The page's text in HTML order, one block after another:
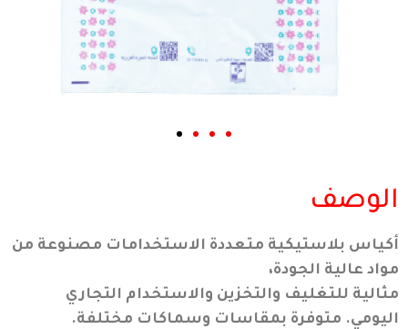
الوصف
أكياس بلاستيكية متعددة الاستخدامات مصنوعة من
مواد عالية الجودة،
مثالية للتغليف والتخزين والاستخدام التجاري
اليومي. متوفرة بمقاسات وسماكات مختلفة.